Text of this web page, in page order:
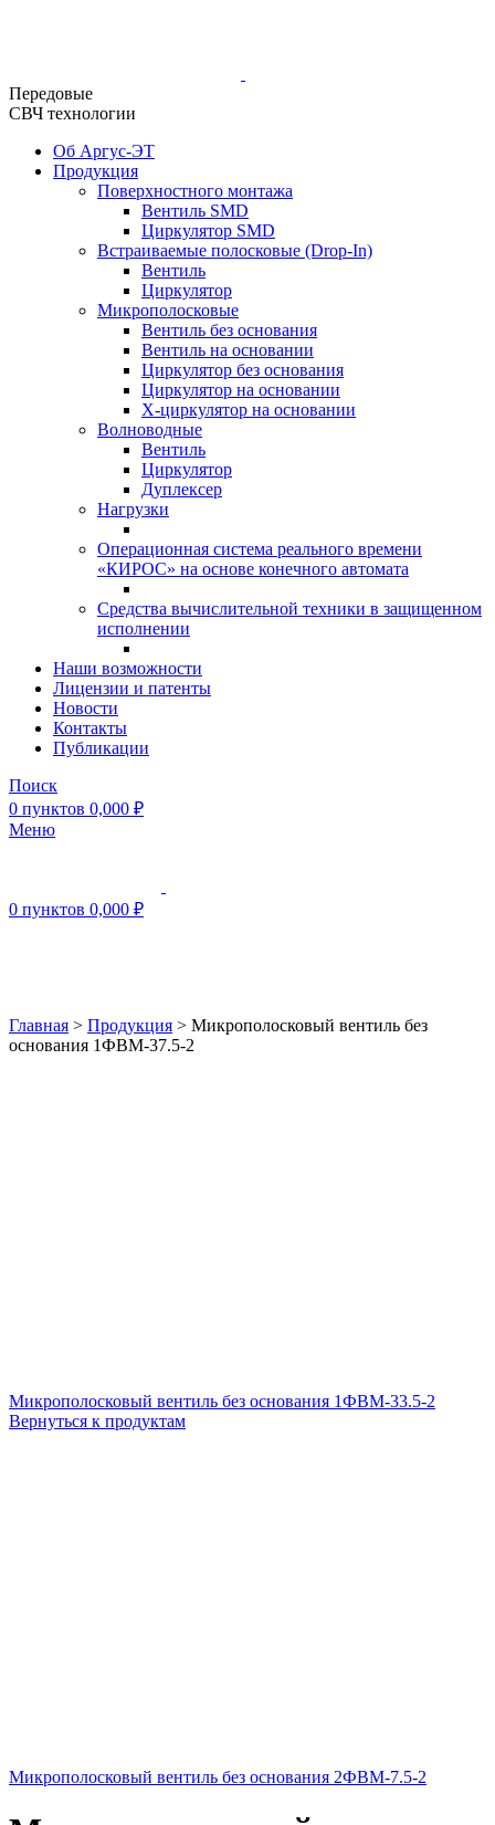
Передовые
СВЧ технологии
Об Аргус-ЭТ
Продукция
Поверхностного монтажа
Вентиль SMD
Циркулятор SMD
Встраиваемые полосковые (Drop-In)
Вентиль
Циркулятор
Микрополосковые
Вентиль без основания
Вентиль на основании
Циркулятор без основания
Циркулятор на основании
Х-циркулятор на основании
Волноводные
Вентиль
Циркулятор
Дуплексер
Нагрузки
Операционная система реального времени
«КИРОС» на основе конечного автомата
Средства вычислительной техники в защищенном
исполнении
Наши возможности
Лицензии и патенты
Новости
Контакты
Публикации
Поиск
0 пунктов 0,000 ₽
Меню
0 пунктов 0,000 ₽
Главная > Продукция > Микрополосковый вентиль без
основания 1ФВМ-37.5-2
Микрополосковый вентиль без основания 1ФВМ-33.5-2
Вернуться к продуктам
Микрополосковый вентиль без основания 2ФВМ-7.5-2